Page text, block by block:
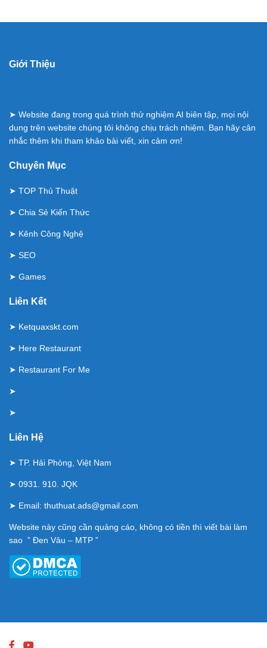
Giới Thiệu
➤ Website đang trong quá trình thử nghiệm AI biên tập, mọi nội
dung trên website chúng tôi không chịu trách nhiệm. Bạn hãy cân
nhắc thêm khi tham khảo bài viết, xin cảm ơn!
Chuyên Mục
➤ TOP Thủ Thuật
➤ Chia Sẻ Kiến Thức
➤ Kênh Công Nghệ
➤ SEO
➤ Games
Liên Kết
➤ Ketquaxskt.com
➤ Here Restaurant
➤ Restaurant For Me
➤
➤
Liên Hệ
➤ TP. Hải Phòng, Việt Nam
➤ 0931. 910. JQK
➤ Email: thuthuat.ads@gmail.com
Website này cũng cần quảng cáo, không có tiền thì viết bài làm
sao ” Đen Vâu – MTP ”